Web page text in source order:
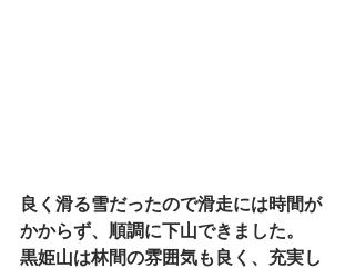
良く滑る雪だったので滑走には時間が
かからず、順調に下山できました。
黒姫山は林間の雰囲気も良く、充実し